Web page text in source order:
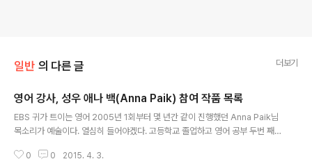
일반 의 다른 글 더보기
영어 강사, 성우 애나 백(Anna Paik) 참여 작품 목록
EBS 귀가 트이는 영어 2005년 1회부터 몇 년간 같이 진행했던 Anna Paik님
목소리가 예술이다. 열심히 들어야겠다. 고등학교 졸업하고 영어 공부 두번 째
백(Anna Paik) University of Washington 졸업 EBS Morning Special
0 0 2015. 4. 3.